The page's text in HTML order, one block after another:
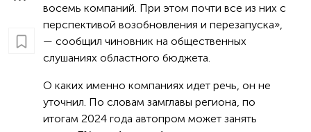
восемь компаний. При этом почти все из них с
перспективой возобновления и перезапуска»,
— сообщил чиновник на общественных
слушаниях областного бюджета.
О каких именно компаниях идет речь, он не
уточнил. По словам замглавы региона, по
итогам 2024 года автопром может занять